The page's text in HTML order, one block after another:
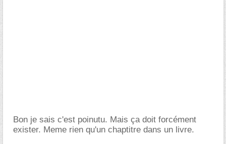
Bon je sais c'est poinutu. Mais ça doit forcément
exister. Meme rien qu'un chaptitre dans un livre.